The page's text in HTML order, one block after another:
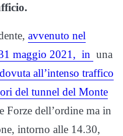
avvenuto nel
maggio 2021, in una
all’intenso traffico
del tunnel del Monte
Forze dell’ordine ma in
intorno alle 14.30,